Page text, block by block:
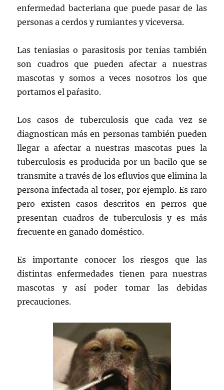
enfermedad bacteriana que puede pasar de las
personas a cerdos y rumiantes y viceversa.
Las teniasias o parasitosis por tenias también
son cuadros que pueden afectar a nuestras
mascotas y somos a veces nosotros los que
portamos el paŕasito.
Los casos de tuberculosis que cada vez se
diagnostican más en personas también pueden
llegar a afectar a nuestras mascotas pues la
tuberculosis es producida por un bacilo que se
transmite a través de los efluvios que elimina la
persona infectada al toser, por ejemplo. Es raro
pero existen casos descritos en perros que
presentan cuadros de tuberculosis y es más
frecuente en ganado doméstico.
Es importante conocer los riesgos que las
distintas enfermedades tienen para nuestras
mascotas y así poder tomar las debidas
precauciones.